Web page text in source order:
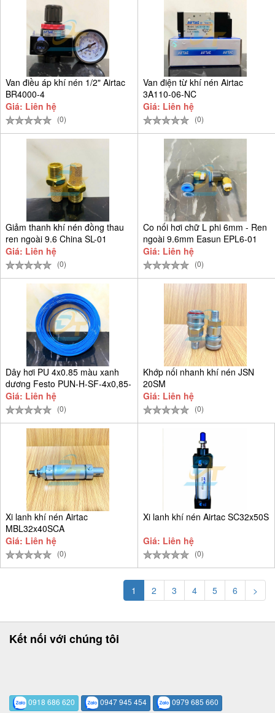
Van điều áp khí nén 1/2" Airtac
BR4000-4
Giá: Liên hệ
(0)
Van điện từ khí nén Airtac
3A110-06-NC
Giá: Liên hệ
(0)
Giảm thanh khí nén đồng thau
ren ngoài 9.6 China SL-01
Giá: Liên hệ
(0)
Co nối hơi chữ L phi 6mm - Ren
ngoài 9.6mm Easun EPL6-01
Giá: Liên hệ
(0)
Dây hơi PU 4x0.85 màu xanh
dương Festo PUN-H-SF-4x0,85-
BL
Giá: Liên hệ
(0)
Khớp nối nhanh khí nén JSN
20SM
Giá: Liên hệ
(0)
Xi lanh khí nén Airtac
MBL32x40SCA
Giá: Liên hệ
(0)
Xi lanh khí nén Airtac SC32x50S
Giá: Liên hệ
(0)
1 2 3 4 5 6 >
Kết nối với chúng tôi
0918 686 620 0947 945 454 0979 685 660